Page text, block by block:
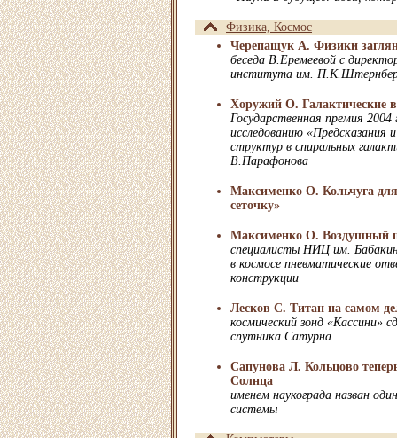
Физика, Космос
Черепащук А. Физики
беседа В.Еремеевой с
института им.
Хоружий О. Галактические
Государственная премия 2004
исследованию «Предсказания
структур в спиральных
В.Парафонова
Максименко О. Кольчуга
сеточку»
Максименко О. Воздушный
специалисты НИЦ им.
в космосе пневматические
конструкции
Лесков С. Титан на самом
космический зонд «Кассини»
спутника Сатурна
Сапунова Л. Кольцово
Солнца
именем наукограда назван
системы